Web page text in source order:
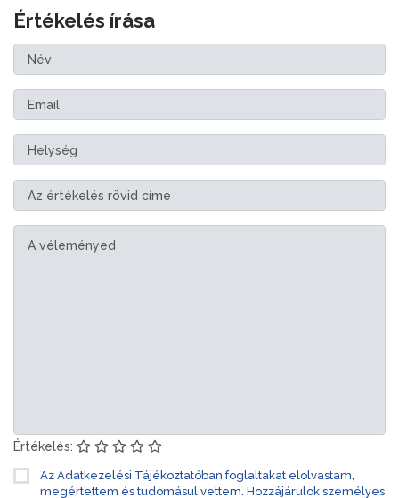
Értékelés írása
Értékelés:
Az Adatkezelési Tájékoztatóban foglaltakat elolvastam,
megértettem és tudomásul vettem. Hozzájárulok személyes